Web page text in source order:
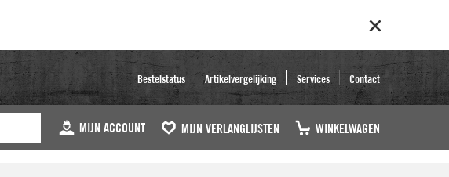
Bestelstatus Artikelvergelijking Services Contact
MIJN ACCOUNT MIJN VERLANGLIJSTEN WINKELWAGEN